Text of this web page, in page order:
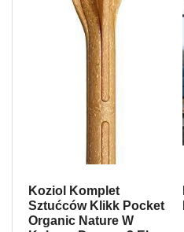
Koziol Komplet
Sztućców Klikk Pocket
Organic Nature W